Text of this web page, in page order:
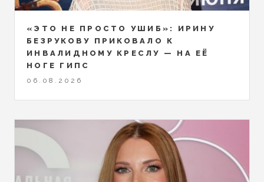
«ЭТО НЕ ПРОСТО УШИБ»: ИРИНУ
БЕЗРУКОВУ ПРИКОВАЛО К
ИНВАЛИДНОМУ КРЕСЛУ — НА ЕЁ
НОГЕ ГИПС
06.08.2026